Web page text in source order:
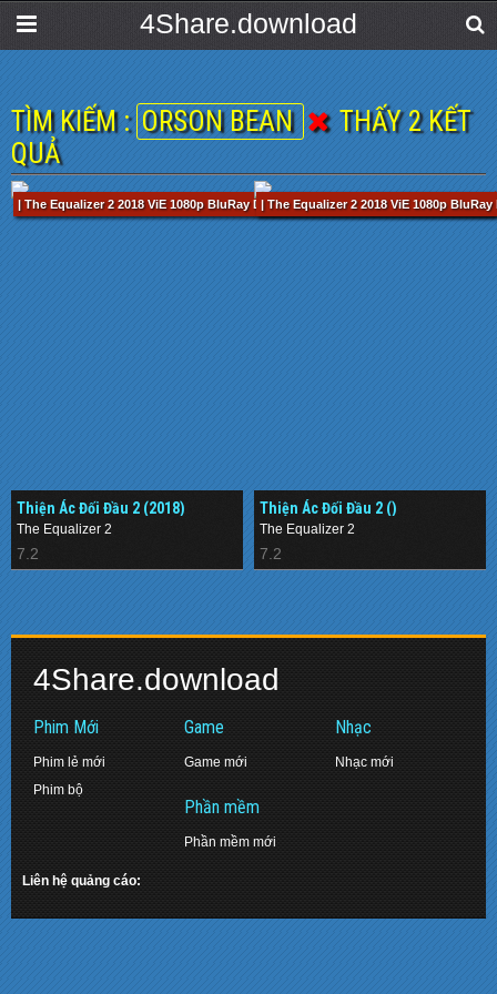
4Share.download
TÌM KIẾM : ORSON BEAN
THẤY 2 KẾT
QUẢ
| The Equalizer 2 2018 ViE 1080p BluRay DTS-HD MA 5.1 x264-MiBR.mkv / 121 min
Thiện Ác Đối Đầu 2 (2018)
The Equalizer 2
7.2
| The Equalizer 2 2018 ViE 1080p
Thiện Ác Đối Đầu 2 ()
The Equalizer 2
7.2
4Share.download
Phim Mới
Phim lẻ mới
Phim bộ
Game
Game mới
Phần mềm
Phần mềm mới
Nhạc
Nhạc mới
Liên hệ quảng cáo: